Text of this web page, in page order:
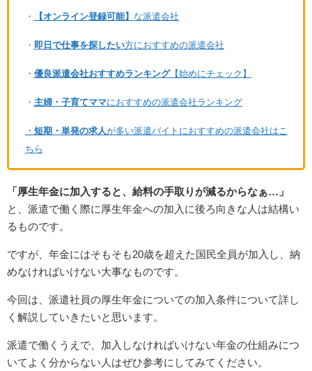
・ 【オンライン登録可能】 な派遣会社
・ 即日で仕事を探したい方におすすめの派遣会社
・ 優良派遣会社おすすめランキング【始めにチェック】
・ 主婦・子育てママにおすすめの派遣会社ランキング
・ 短期・単発の求人が多い派遣バイトにおすすめの派遣会社はこ
ちら
「厚生年金に加入すると、給料の手取りが減るからなぁ…」
と、派遣で働く際に厚生年金への加入に後ろ向きな人は結構い
るものです。
ですが、年金にはそもそも20歳を超えた国民全員が加入し、納
めなければいけない大事なものです。
今回は、派遣社員の厚生年金についての加入条件について詳し
く解説していきたいと思います。
派遣で働くうえで、加入しなければいけない年金の仕組みにつ
いてよく分からない人はぜひ参考にしてみてください。